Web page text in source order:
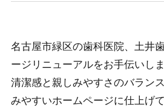
名古屋市緑区の歯科医院、土井
ージリニューアルをお手伝いしま
清潔感と親しみやすさのバラン
みやすいホームページに仕上げて